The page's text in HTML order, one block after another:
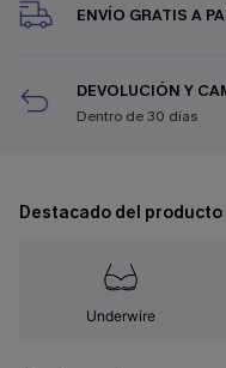
ENVÍO GRATIS A
DEVOLUCIÓN Y
Dentro de 30 días
Destacado del producto
Underwire